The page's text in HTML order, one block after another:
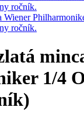
1/4